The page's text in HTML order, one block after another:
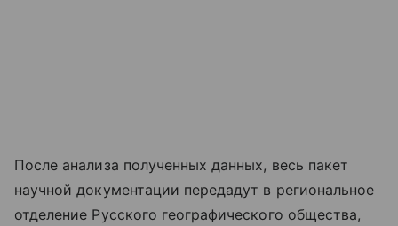
После анализа полученных данных, весь пакет
научной документации передадут в региональное
отделение Русского географического общества,